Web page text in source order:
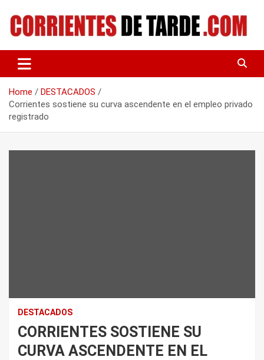
content
CORRIENTES DE TARDE
Home
DESTACADOS
Corrientes sostiene su curva ascendente en el empleo privado
registrado
DESTACADOS
CORRIENTES SOSTIENE SU
CURVA ASCENDENTE EN EL